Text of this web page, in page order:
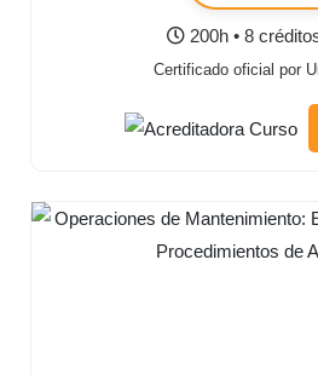
200h • 8
Certificado oficial por